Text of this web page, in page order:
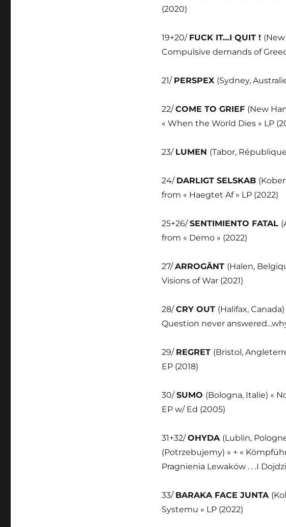
(2020)
19+20/ FUCK IT…I QUIT ! (New
Compulsive demands of
21/ PERSPEX (Sydney,
22/COME TO GRIEF (New
« When the World Dies » LP
23/ LUMEN (Tabor,
24/ DARLIGT SELSKAB
from « Haegtet Af » LP (2022)
25+26/SENTIMIENTO FATAL
from « Demo » (2022)
27/ARROGÄNT (Halen,
Visions of War (2021)
28/CRY OUT (Halifax,
Question never
29/ REGRET (Bristol,
EP (2018)
30/SUMO (Bologna, Italie) «
EP w/ Ed (2005)
31+32/OHYDA (Lublin,
(Potrzebujemy) » + «
Pragnienia Lewaków . . .I
33/ BARAKA FACE JUNTA
Systemu » LP (2022)